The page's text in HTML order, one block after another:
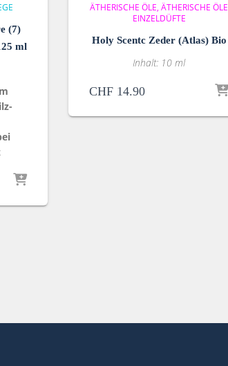
(7)
ml
ÄTHERISCHE ÖLE ÄTHERISCHE ÖLE
EINZELDÜFTE
Holy Scentc Zeder (Atlas) Bio
Inhalt: 10 ml
CHF 14.90